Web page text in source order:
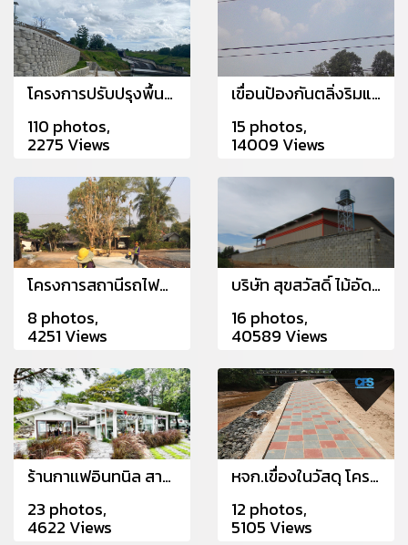
โครงการปรับปรุงพื้นที่ อ่างเก็บน้ำดอกกราย จังหวัดระยอง
110 photos,
2275 Views
เขื่อนป้องกันตลิ่งริมแม่น้ำชี ท่าวารี เขื่องใน อุบลราชธานี
15 photos,
14009 Views
โครงการสถานีรถไฟซับม่วง อ.ปากช่อง จ.นครศรีธรรมราช
8 photos,
4251 Views
บริษัท สุขสวัสดิ์ ไม้อัดไทย (สาขาพัทยา) จำกัด
16 photos,
40589 Views
ร้านกาเเฟอินทนิล สาขาอ่างศิลา
23 photos,
4622 Views
หจก.เขื่องในวัสดุ โครงการก่อสร้างเขื่อนป้องกันตลิ่งริมลำห้วยพระเหลา
12 photos,
5105 Views